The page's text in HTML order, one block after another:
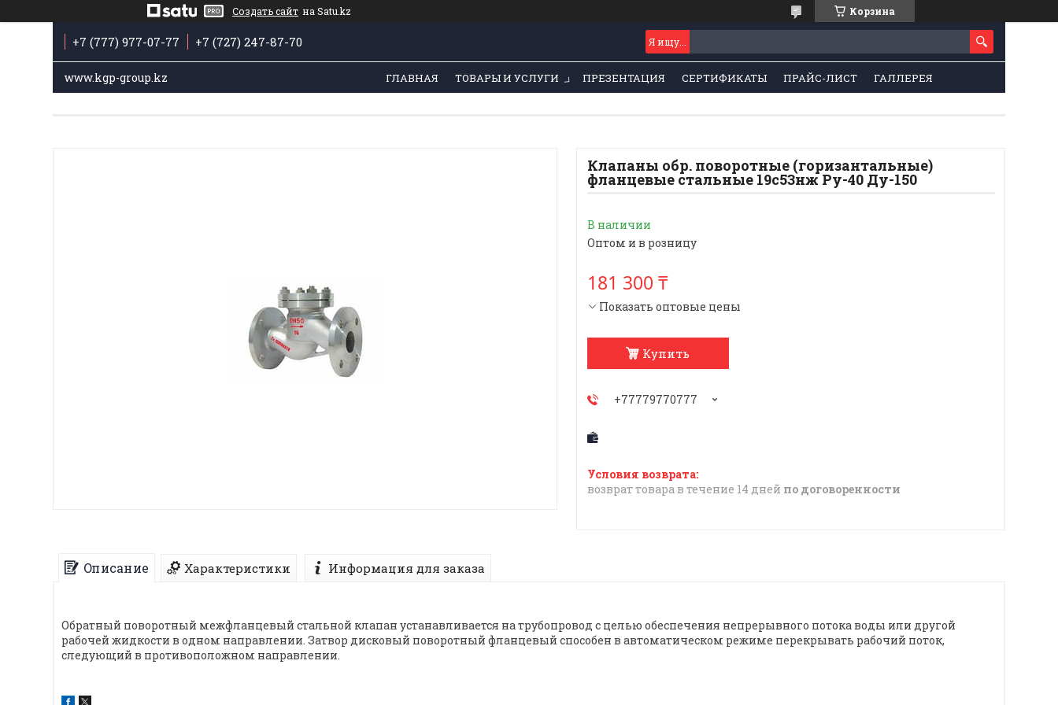
Создать сайт на Satu.kz Корзина
+7 (777) 977-07-77 +7 (727) 247-87-70
www.kgp-group.kz ГЛАВНАЯ ТОВАРЫ И УСЛУГИ ПРЕЗЕНТАЦИЯ СЕРТИФИКАТЫ ПРАЙС-ЛИСТ ГАЛЛЕРЕЯ
Клапаны обр. поворотные (горизантальные)
фланцевые стальные 19с53нж Ру-40 Ду-150
В наличии
Оптом и в розницу
181 300 ₸
Показать оптовые цены
Купить
+77779770777
возврат товара в течение 14 дней по договоренности
Описание Характеристики Информация для заказа
Обратный поворотный межфланцевый стальной клапан устанавливается на трубопровод с целью обеспечения непрерывного потока воды или другой
рабочей жидкости в одном направлении. Затвор дисковый поворотный фланцевый способен в автоматическом режиме перекрывать рабочий поток,
следующий в противоположном направлении.